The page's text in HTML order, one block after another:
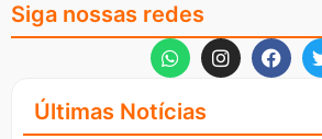
Siga nossas redes
Últimas Notícias